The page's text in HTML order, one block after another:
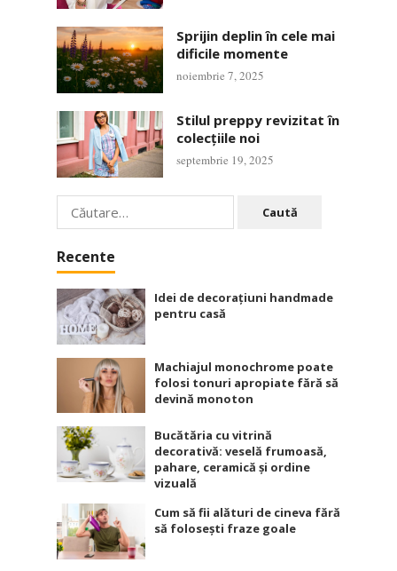
Sprijin deplin în cele mai
dificile momente
noiembrie 7, 2025
Stilul preppy revizitat în
colecțiile noi
septembrie 19, 2025
Caută
după:
Recente
Idei de decorațiuni handmade
pentru casă
Machiajul monochrome poate
folosi tonuri apropiate fără să
devină monoton
Bucătăria cu vitrină
decorativă: veselă frumoasă,
pahare, ceramică și ordine
vizuală
Cum să fii alături de cineva fără
să folosești fraze goale